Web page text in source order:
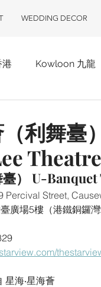
WEDDING DECOR
Kowloon 九龍
（利舞臺
） U-
Percival Street,
廣場5樓（港鐵銅鑼
星海‧星海薈